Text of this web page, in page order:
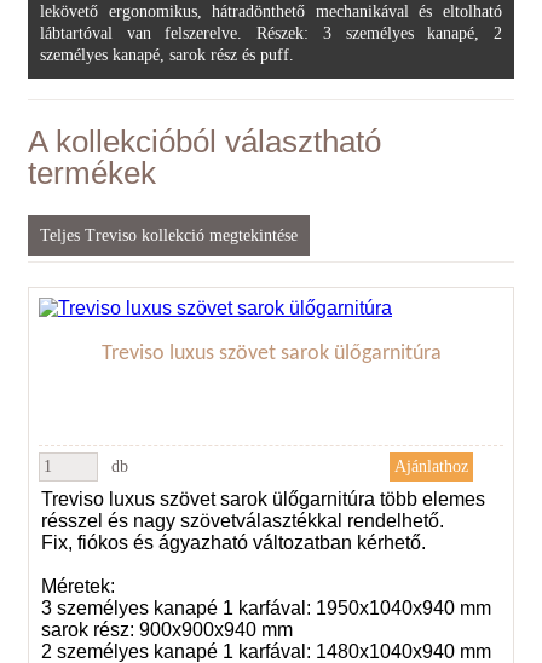
lekövető ergonomikus, hátradönthető mechanikával és eltolható
lábtartóval van felszerelve. Részek: 3 személyes kanapé, 2
személyes kanapé, sarok rész és puff.
A kollekcióból választható
termékek
Teljes Treviso kollekció megtekintése
Treviso luxus szövet sarok ülőgarnitúra
db
Treviso luxus szövet sarok ülőgarnitúra több elemes
résszel és nagy szövetválasztékkal rendelhető.
Fix, fiókos és ágyazható változatban kérhető.
Méretek:
3 személyes kanapé 1 karfával: 1950x1040x940 mm
sarok rész: 900x900x940 mm
2 személyes kanapé 1 karfával: 1480x1040x940 mm